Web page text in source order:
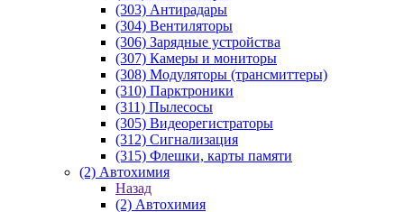
(303) Антирадары
(304) Вентиляторы
(306) Зарядные устройства
(307) Камеры и мониторы
(308) Модуляторы (трансмиттеры)
(310) Парктроники
(311) Пылесосы
(305) Видеорегистраторы
(312) Сигнализация
(315) Флешки, карты памяти
(2) Автохимия
Назад
(2) Автохимия